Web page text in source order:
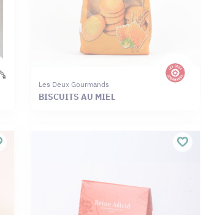
Les Deux Gourmands
BISCUITS AU MIEL